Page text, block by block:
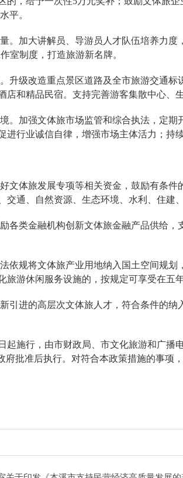
平。
加大讲解员、导游员人才队伍培养力度
室制度，打造旅游新名牌。
级改造重点景区道路及全市旅游交通标
店和精品民宿。支持完善游客集散中心、
加强文体旅市场监管和综合执法，定期
进行业诚信自律，增强市场主体活力；持
体旅发展专项等相关资金，鼓励有条件
交通、自然资源、生态环境、水利、住建
类金融机构创新文体旅金融产品供给，
规将文体旅产业用地纳入国土空间规划
旅游休闲服务设施的，按规定可享受在五
进的高层次文体旅人才，符合条件的纳
施行，由市财政局、市文化旅游和广播
府批准后执行。对符合本政策措施的事